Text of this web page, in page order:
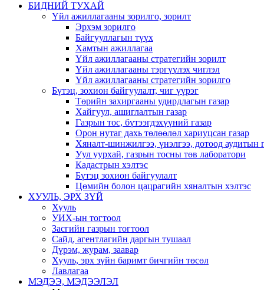
БИДНИЙ ТУХАЙ
Үйл ажиллагааны зорилго, зорилт
Эрхэм зорилго
Байгууллагын түүх
Хамтын ажиллагаа
Үйл ажиллагааны стратегийн зорилт
Үйл ажиллагааны тэргүүлэх чиглэл
Үйл ажиллагааны стратегийн зорилго
Бүтэц, зохион байгуулалт, чиг үүрэг
Төрийн захиргааны удирдлагын газар
Хайгуул, ашиглалтын газар
Газрын тос, бүтээгдэхүүний газар
Орон нутаг дахь төлөөлөл хариуцсан газар
Хяналт-шинжилгээ, үнэлгээ, дотоод аудитын
Уул уурхай, газрын тосны төв лаборатори
Кадастрын хэлтэс
Бүтэц зохион байгуулалт
Цөмийн болон цацрагийн хяналтын хэлтэс
ХУУЛЬ, ЭРХ ЗҮЙ
Хууль
УИХ-ын тогтоол
Засгийн газрын тогтоол
Сайд, агентлагийн даргын тушаал
Дүрэм, журам, заавар
Хууль, эрх зүйн баримт бичгийн төсөл
Лавлагаа
МЭДЭЭ, МЭДЭЭЛЭЛ